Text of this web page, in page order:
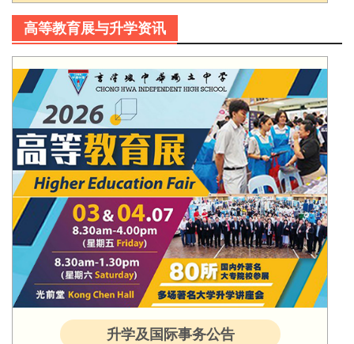
高等教育展与升学资讯
升学及国际事务公告